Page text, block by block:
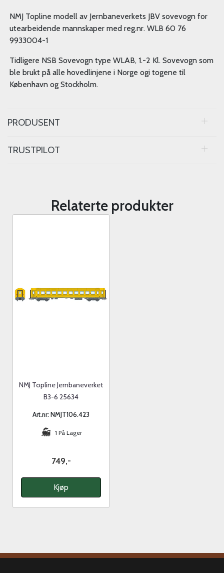
NMJ Topline modell av Jernbaneverkets JBV sovevogn for
utearbeidende mannskaper med reg.nr. WLB 60 76
9933004-1
Tidligere NSB Sovevogn type WLAB, 1.-2 Kl. Sovevogn som
ble brukt på alle hovedlinjene i Norge ogi togene til
København og Stockholm.
PRODUSENT
TRUSTPILOT
Relaterte produkter
NMJ Topline Jernbaneverket
B3-6 25634
Art.nr: NMJT106.423
1 På Lager
749,-
Kjøp